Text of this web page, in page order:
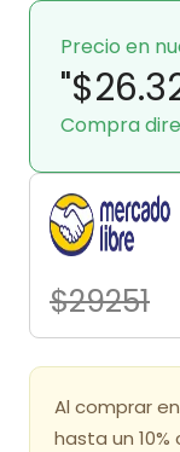
Precio en
Compra
$29251
Al comprar
hasta un